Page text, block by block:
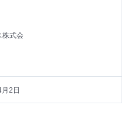
株式会
2日